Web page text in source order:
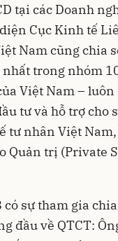
tại các Doanh
Cục Kinh tế
Nam cũng chia
nhất trong nhóm
Việt Nam –
tư và hỗ trợ cho
tư nhân Việt
Quản trị (Private
sự tham gia
đầu về QTCT: